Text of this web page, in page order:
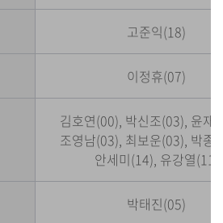
고준익(18)
이정휴(07)
김호연(00), 박신조(03), 윤재
조영남(03), 최보운(03), 박종
안세미(14), 유강열(11)
박태진(05)